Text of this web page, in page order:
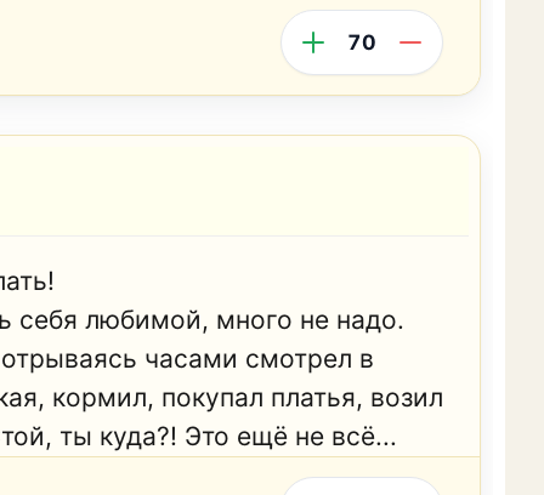
70
себя любимой, много не надо.
часами смотрел в
кормил, покупал платья, возил
ты куда?! Это ещё не всё...